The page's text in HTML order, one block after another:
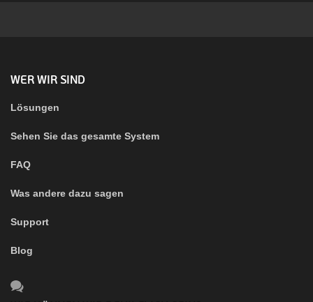
WER WIR SIND
Lösungen
Sehen Sie das gesamte System
FAQ
Was andere dazu sagen
Support
Blog